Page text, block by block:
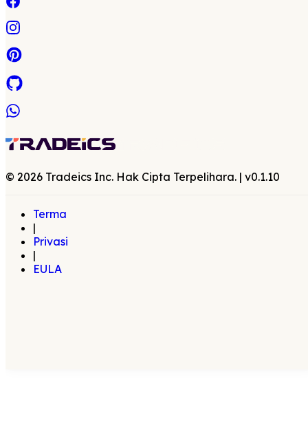
© 2026 Tradeics Inc. Hak Cipta Terpelihara. | v0.1.10
Terma
|
Privasi
|
EULA